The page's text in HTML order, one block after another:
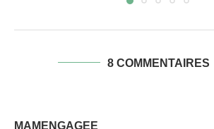
8 COMMENTAIRES
MAMENGAGEE